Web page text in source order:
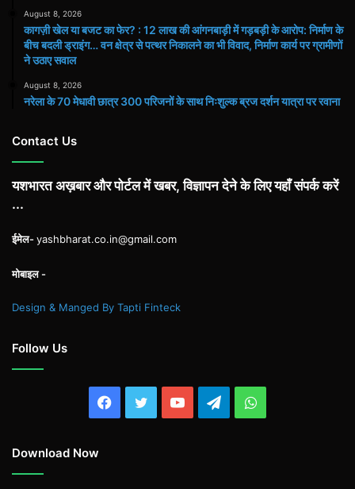
August 8, 2026
कागज़ी खेल या बजट का फेर? : 12 लाख की आंगनबाड़ी में गड़बड़ी के आरोप: निर्माण के
बीच बदली ड्राइंग… वन क्षेत्र से पत्थर निकालने का भी विवाद, निर्माण कार्य पर ग्रामीणों
ने उठाए सवाल
August 8, 2026
नरेला के 70 मेधावी छात्र 300 परिजनों के साथ निःशुल्क ब्रज दर्शन यात्रा पर रवाना
Contact Us
यशभारत अख़बार और पोर्टल में खबर, विज्ञापन देने के लिए यहाँ संपर्क करें
...
ईमेल-yashbharat.co.in@gmail.com
मोबाइल -
Design & Manged By Tapti Finteck
Follow Us
Facebook
TwitterYouTubeTelegramWhatsApp
Download Now